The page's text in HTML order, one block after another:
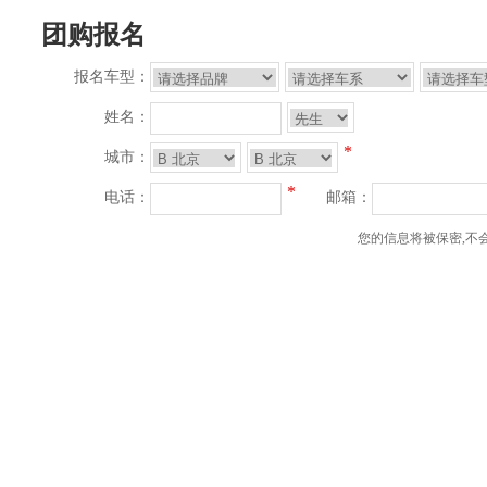
团购报名
报名车型：
姓名：
城市： *
电话： * 邮箱：
您的信息将被保密,不